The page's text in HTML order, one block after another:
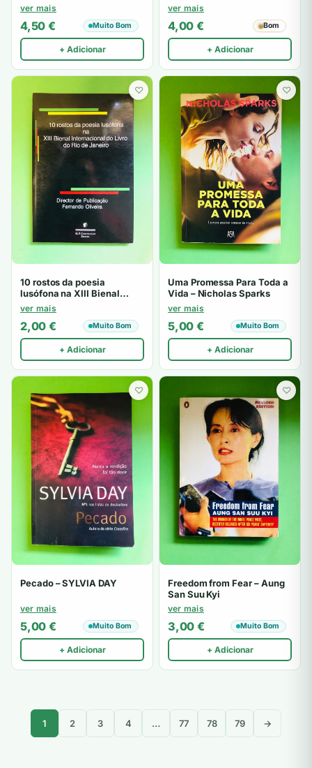
ver mais
4,50 € Muito Bom
+ Adicionar
ver mais
4,00 € Bom
+ Adicionar
♡
10 rostos da poesia
lusófona na XIII Bienal
Internacional do Livro do
Rio de Janeiro – Fernando
Oliveira
ver mais
2,00 € Muito Bom
+ Adicionar
♡
Uma Promessa Para Toda a
Vida – Nicholas Sparks
ver mais
5,00 € Muito Bom
+ Adicionar
♡
Pecado – SYLVIA DAY
ver mais
5,00 € Muito Bom
+ Adicionar
♡
Freedom from Fear – Aung
San Suu Kyi
ver mais
3,00 € Muito Bom
+ Adicionar
1 2 3 4 … 77 78 79 →